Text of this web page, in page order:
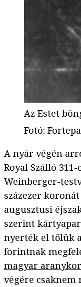
Az Estet
Fotó:
A nyár végén
Royal Szálló
Weinberger-
százezer
augusztusi
szerint
nyerték el tőlük
forintnak
magyar
végére csaknem